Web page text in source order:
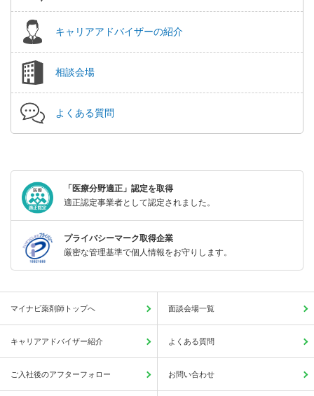
キャリアアドバイザーの紹介
相談会場
よくある質問
「医療分野適正」認定を取得
適正認定事業者として認定されました。
プライバシーマーク取得企業
厳密な管理基準で個人情報をお守りします。
マイナビ薬剤師トップへ 面談会場一覧
キャリアアドバイザー紹介 よくある質問
ご入社後のアフターフォロー お問い合わせ